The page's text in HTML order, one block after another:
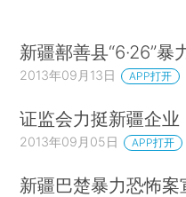
新疆鄯善县“6·26”
2013年09月13日 APP打开
证监会力挺新疆企业
2013年09月05日 APP打开
新疆巴楚暴力恐怖